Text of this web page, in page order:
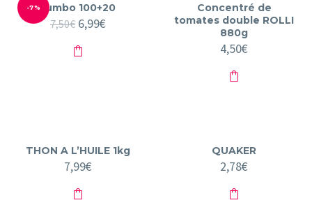
-7% Jumbo 100+20
7,50€ Le
initial
était :
6,99€
Concentré de
tomates double ROLLI
880g
4,50€
THON A L’HUILE 1kg
7,99€
QUAKER
2,78€